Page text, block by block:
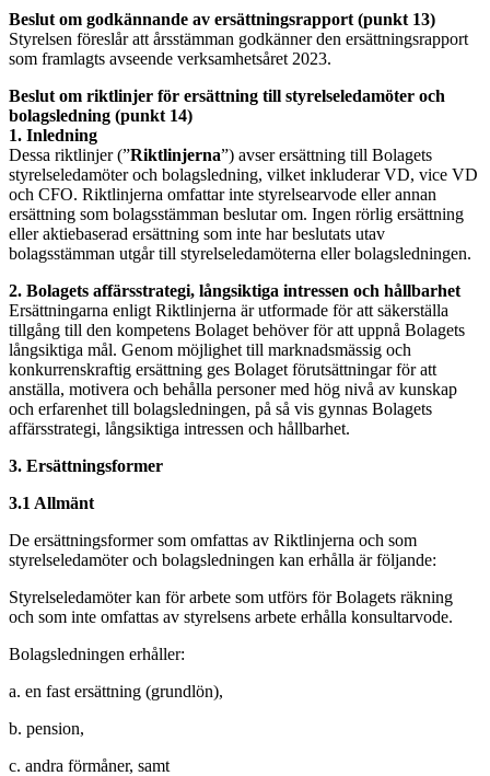
Beslut om godkännande av ersättningsrapport (punkt 13)
Styrelsen föreslår att årsstämman godkänner den ersättningsrapport
som framlagts avseende verksamhetsåret 2023.
Beslut om riktlinjer för ersättning till styrelseledamöter och
bolagsledning (punkt 14)
1. Inledning
Dessa riktlinjer (”Riktlinjerna”) avser ersättning till Bolagets
styrelseledamöter och bolagsledning, vilket inkluderar VD, vice VD
och CFO. Riktlinjerna omfattar inte styrelsearvode eller annan
ersättning som bolagsstämman beslutar om. Ingen rörlig ersättning
eller aktiebaserad ersättning som inte har beslutats utav
bolagsstämman utgår till styrelseledamöterna eller bolagsledningen.
2. Bolagets affärsstrategi, långsiktiga intressen och hållbarhet
Ersättningarna enligt Riktlinjerna är utformade för att säkerställa
tillgång till den kompetens Bolaget behöver för att uppnå Bolagets
långsiktiga mål. Genom möjlighet till marknadsmässig och
konkurrenskraftig ersättning ges Bolaget förutsättningar för att
anställa, motivera och behålla personer med hög nivå av kunskap
och erfarenhet till bolagsledningen, på så vis gynnas Bolagets
affärsstrategi, långsiktiga intressen och hållbarhet.
3. Ersättningsformer
3.1 Allmänt
De ersättningsformer som omfattas av Riktlinjerna och som
styrelseledamöter och bolagsledningen kan erhålla är följande:
Styrelseledamöter kan för arbete som utförs för Bolagets räkning
och som inte omfattas av styrelsens arbete erhålla konsultarvode.
Bolagsledningen erhåller:
a. en fast ersättning (grundlön),
b. pension,
c. andra förmåner, samt